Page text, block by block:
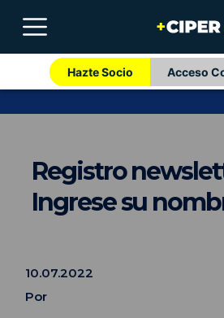
Hazte Socio Acceso
Registro
Ingrese su
10.07.2022
Por